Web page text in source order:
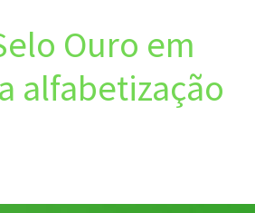
Ouro em
alfabetização